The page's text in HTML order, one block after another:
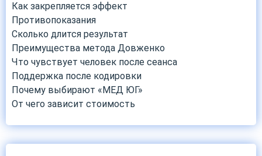
Как закрепляется эффект
Противопоказания
Сколько длится результат
Преимущества метода Довженко
Что чувствует человек после сеанса
Поддержка после кодировки
Почему выбирают «МЕД ЮГ»
От чего зависит стоимость